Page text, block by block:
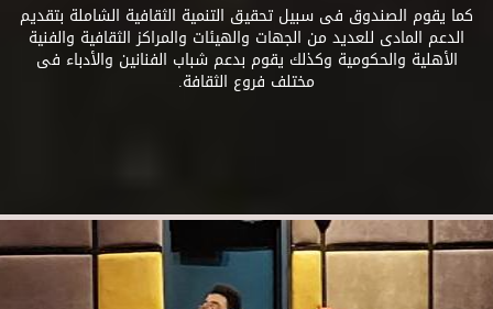
كما يقوم الصندوق فى سبيل تحقيق التنمية الثقافية الشاملة بتقديم
الدعم المادى للعديد من الجهات والهيئات والمراكز الثقافية والفنية
الأهلية والحكومية وكذلك يقوم بدعم شباب الفنانين والأدباء فى
مختلف فروع الثقافة.